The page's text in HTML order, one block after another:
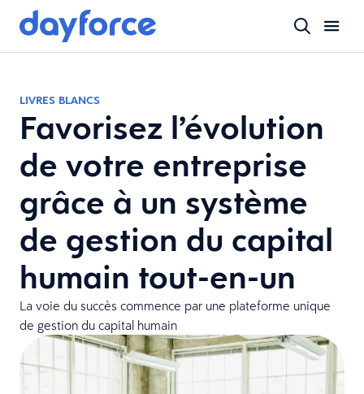
LIVRES BLANCS
Favorisez l’évolution
de votre entreprise
grâce à un système
de gestion du capital
humain tout-en-un
La voie du succès commence par une plateforme unique
de gestion du capital humain